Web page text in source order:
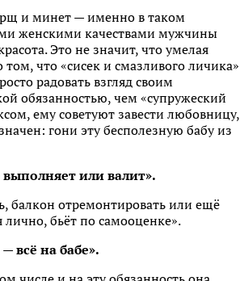
и минет — именно в таком
женскими качествами мужчины
Это не значит, что умелая
что «сисек и смазливого личика»
радовать взгляд своим
обязанностью, чем «супружеский
ему советуют завести любовницу,
гони эту бесполезную бабу из
или валит».
балкон отремонтировать или ещё
бьёт по самооценке».
всё на бабе».